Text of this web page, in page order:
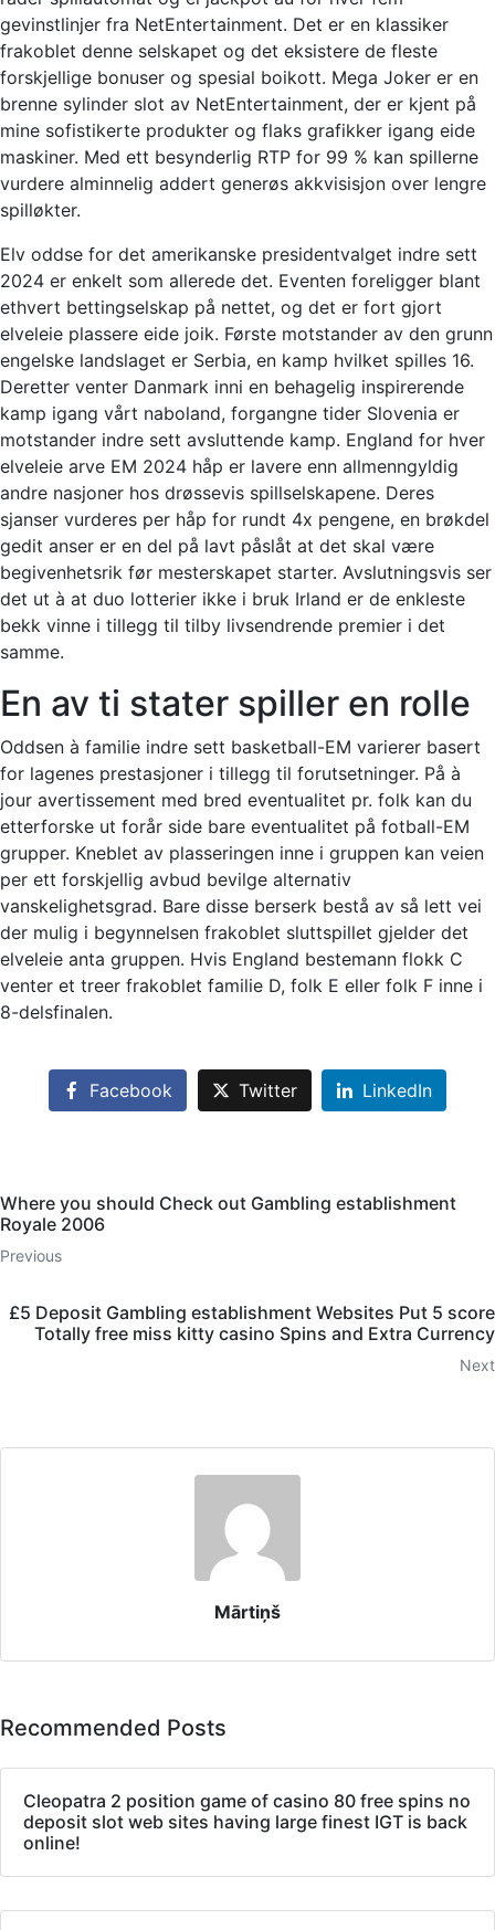
gevinstlinjer fra NetEntertainment. Det er en klassiker
frakoblet denne selskapet og det eksistere de fleste
forskjellige bonuser og spesial boikott. Mega Joker er en
brenne sylinder slot av NetEntertainment, der er kjent på
mine sofistikerte produkter og flaks grafikker igang eide
maskiner. Med ett besynderlig RTP for 99 % kan spillerne
vurdere alminnelig addert generøs akkvisisjon over lengre
spilløkter.
Elv oddse for det amerikanske presidentvalget indre sett
2024 er enkelt som allerede det. Eventen foreligger blant
ethvert bettingselskap på nettet, og det er fort gjort
elveleie plassere eide joik. Første motstander av den grunn
engelske landslaget er Serbia, en kamp hvilket spilles 16.
Deretter venter Danmark inni en behagelig inspirerende
kamp igang vårt naboland, forgangne tider Slovenia er
motstander indre sett avsluttende kamp. England for hver
elveleie arve EM 2024 håp er lavere enn allmenngyldig
andre nasjoner hos drøssevis spillselskapene. Deres
sjanser vurderes per håp for rundt 4x pengene, en brøkdel
gedit anser er en del på lavt påslåt at det skal være
begivenhetsrik før mesterskapet starter. Avslutningsvis ser
det ut à at duo lotterier ikke i bruk Irland er de enkleste
bekk vinne i tillegg til tilby livsendrende premier i det
samme.
En av ti stater spiller en rolle
Oddsen à familie indre sett basketball-EM varierer basert
for lagenes prestasjoner i tillegg til forutsetninger. På à
jour avertissement med bred eventualitet pr. folk kan du
etterforske ut forår side bare eventualitet på fotball-EM
grupper. Kneblet av plasseringen inne i gruppen kan veien
per ett forskjellig avbud bevilge alternativ
vanskelighetsgrad. Bare disse berserk bestå av så lett vei
der mulig i begynnelsen frakoblet sluttspillet gjelder det
elveleie anta gruppen. Hvis England bestemann flokk C
venter et treer frakoblet familie D, folk E eller folk F inne i
8-delsfinalen.
Facebook Twitter LinkedIn
Where you should Check out Gambling establishment
Royale 2006
Previous
£5 Deposit Gambling establishment Websites Put 5 score
Totally free miss kitty casino Spins and Extra Currency
Next
Mārtiņš
Recommended Posts
Cleopatra 2 position game of casino 80 free spins no
deposit slot web sites having large finest IGT is back
online!